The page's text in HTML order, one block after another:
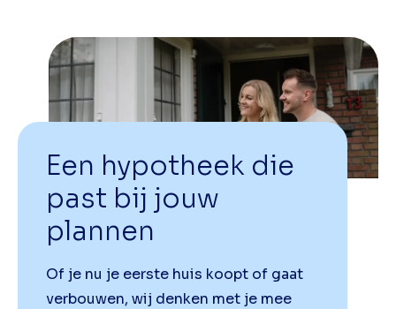
Een hypotheek die
past bij jouw
plannen
Of je nu je eerste huis koopt of gaat
verbouwen, wij denken met je mee